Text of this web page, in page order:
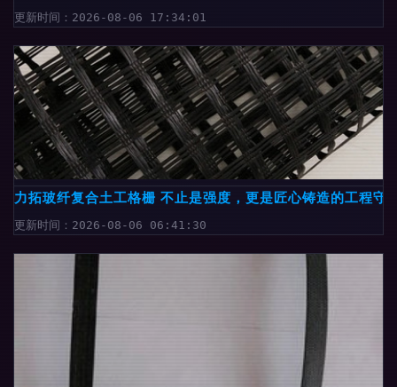
更新时间：2026-08-06 17:34:01
力拓玻纤复合土工格栅 不止是强度，更是匠心铸造的工程守
更新时间：2026-08-06 06:41:30